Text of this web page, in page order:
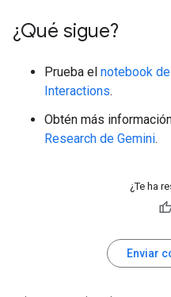
¿Qué sigue?
Prueba el notebook
Interactions.
Obtén más
Research de Gemini.
¿Te ha
Enviar